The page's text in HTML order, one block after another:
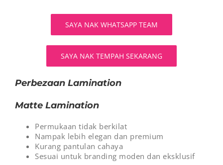
SAYA NAK WHATSAPP TEAM
SAYA NAK TEMPAH SEKARANG
Perbezaan Lamination
Matte Lamination
Permukaan tidak berkilat
Nampak lebih elegan dan premium
Kurang pantulan cahaya
Sesuai untuk branding moden dan eksklusif